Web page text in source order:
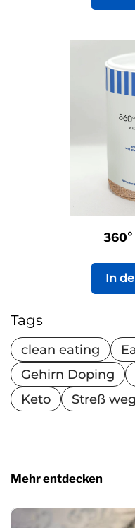
Tags
clean eating
Gehirn Doping
Keto
Streß
360°
In
Mehr entdecken